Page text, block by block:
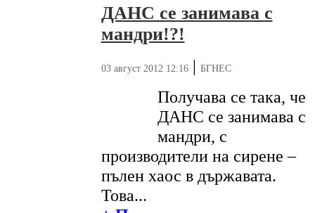
ДАНС се занимава с
мандри!?!
03 август 2012 12:16| БГНЕС
Получава се така, че
ДАНС се занимава с
мандри, с
производители на сирене –
пълен хаос в държавата.
Това...